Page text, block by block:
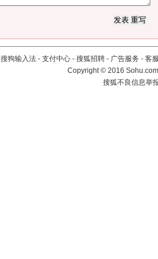
搜狗输入法 - 支付中心 - 搜狐招聘 - 广告服务 - 客
Copyright©2016
搜狐不良信息举